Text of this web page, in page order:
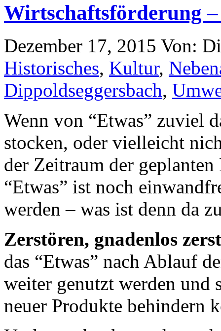
Wirtschaftsförderung
Dezember 17, 2015 Von:
Historisches, Kultur,
Dippoldseggersbach,
Wenn von “Etwas” zuviel
stocken, oder vielleicht
der Zeitraum der
“Etwas” ist noch
werden – was ist denn da
Zerstören, gnadenlos
das “Etwas” nach Ablauf
weiter genutzt werden und
neuer Produkte behindern